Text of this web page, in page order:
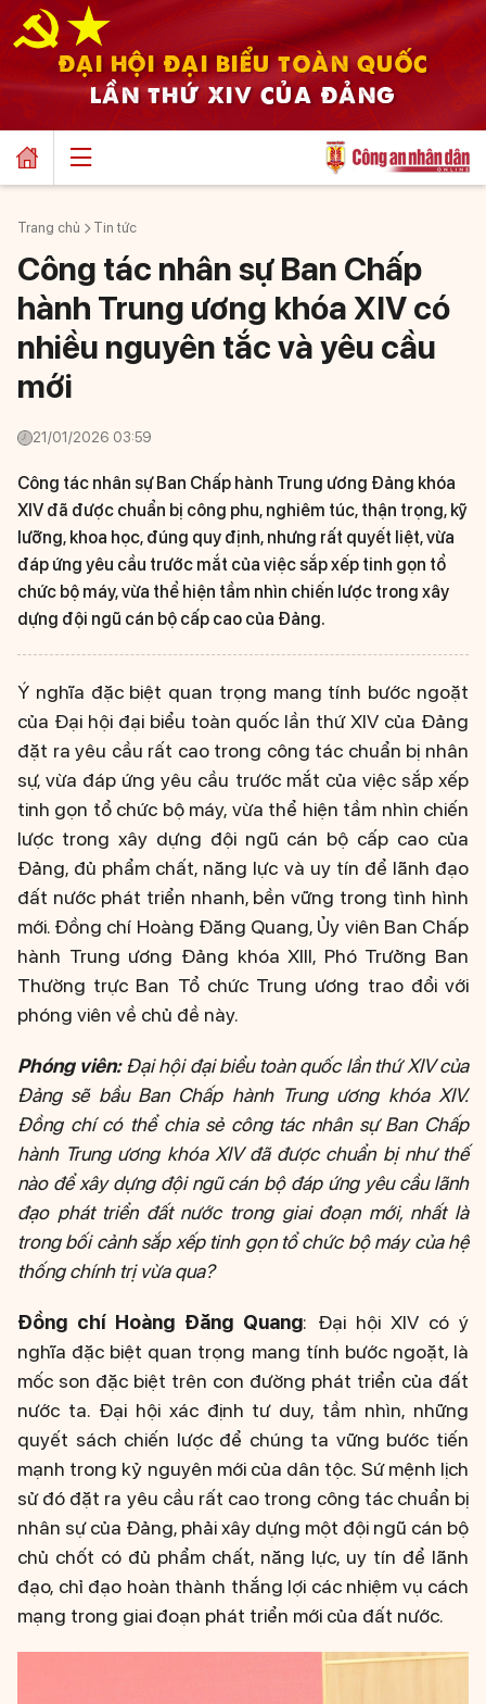
ĐẠI HỘI ĐẠI BIỂU TOÀN QUỐC
LẦN THỨ XIV CỦA ĐẢNG
Trang chủ Tin tức
Công tác nhân sự Ban Chấp
hành Trung ương khóa XIV có
nhiều nguyên tắc và yêu cầu
mới
21/01/2026 03:59
Công tác nhân sự Ban Chấp hành Trung ương Đảng khóa
XIV đã được chuẩn bị công phu, nghiêm túc, thận trọng, kỹ
lưỡng, khoa học, đúng quy định, nhưng rất quyết liệt, vừa
đáp ứng yêu cầu trước mắt của việc sắp xếp tinh gọn tổ
chức bộ máy, vừa thể hiện tầm nhìn chiến lược trong xây
dựng đội ngũ cán bộ cấp cao của Đảng.
Ý nghĩa đặc biệt quan trọng mang tính bước ngoặt
của Đại hội đại biểu toàn quốc lần thứ XIV của Đảng
đặt ra yêu cầu rất cao trong công tác chuẩn bị nhân
sự, vừa đáp ứng yêu cầu trước mắt của việc sắp xếp
tinh gọn tổ chức bộ máy, vừa thể hiện tầm nhìn chiến
lược trong xây dựng đội ngũ cán bộ cấp cao của
Đảng, đủ phẩm chất, năng lực và uy tín để lãnh đạo
đất nước phát triển nhanh, bền vững trong tình hình
mới. Đồng chí Hoàng Đăng Quang, Ủy viên Ban Chấp
hành Trung ương Đảng khóa XIII, Phó Trưởng Ban
Thường trực Ban Tổ chức Trung ương trao đổi với
phóng viên về chủ đề này.
Phóng viên: Đại hội đại biểu toàn quốc lần thứ XIV của
Đảng sẽ bầu Ban Chấp hành Trung ương khóa XIV.
Đồng chí có thể chia sẻ công tác nhân sự Ban Chấp
hành Trung ương khóa XIV đã được chuẩn bị như thế
nào để xây dựng đội ngũ cán bộ đáp ứng yêu cầu lãnh
đạo phát triển đất nước trong giai đoạn mới, nhất là
trong bối cảnh sắp xếp tinh gọn tổ chức bộ máy của hệ
thống chính trị vừa qua?
Đồng chí Hoàng Đăng Quang: Đại hội XIV có ý
nghĩa đặc biệt quan trọng mang tính bước ngoặt, là
mốc son đặc biệt trên con đường phát triển của đất
nước ta. Đại hội xác định tư duy, tầm nhìn, những
quyết sách chiến lược để chúng ta vững bước tiến
mạnh trong kỷ nguyên mới của dân tộc. Sứ mệnh lịch
sử đó đặt ra yêu cầu rất cao trong công tác chuẩn bị
nhân sự của Đảng, phải xây dựng một đội ngũ cán bộ
chủ chốt có đủ phẩm chất, năng lực, uy tín để lãnh
đạo, chỉ đạo hoàn thành thắng lợi các nhiệm vụ cách
mạng trong giai đoạn phát triển mới của đất nước.